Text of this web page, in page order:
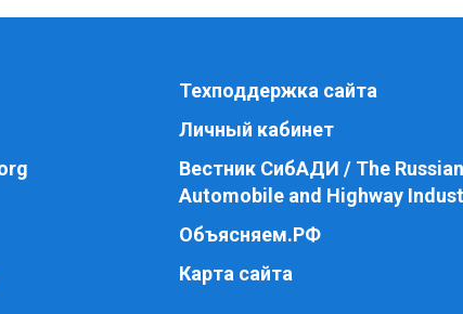
Техподдержка сайта
Личный кабинет
Вестник СибАДИ / The Russian
Automobile and Highway
Объясняем.РФ
Карта сайта